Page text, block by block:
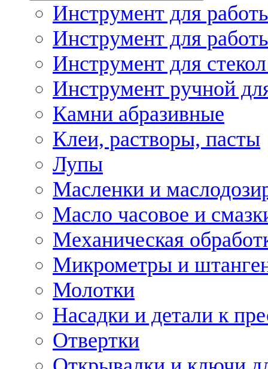
Инструмент для
Инструмент для
Инструмент для
Инструмент ручной
Камни абразивные
Клеи, растворы, пасты
Лупы
Масленки и
Масло часовое и
Механическая
Микрометры и
Молотки
Насадки и детали к
Отвертки